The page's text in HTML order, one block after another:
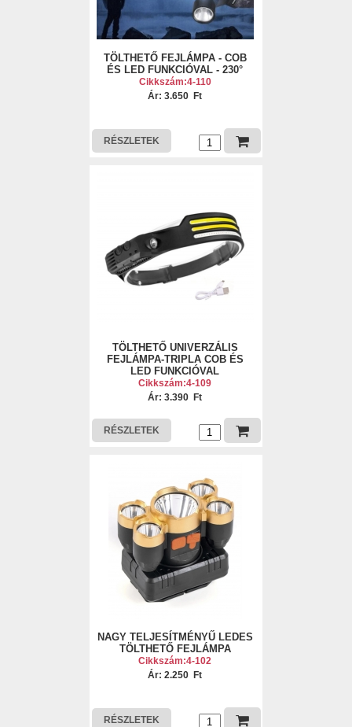
TÖLTHETŐ FEJLÁMPA - COB
ÉS LED FUNKCIÓVAL - 230°
Cikkszám:4-110
Ár: 3.650 Ft
RÉSZLETEK
TÖLTHETŐ UNIVERZÁLIS
FEJLÁMPA-TRIPLA COB ÉS
LED FUNKCIÓVAL
Cikkszám:4-109
Ár: 3.390 Ft
RÉSZLETEK
NAGY TELJESÍTMÉNYŰ LEDES
TÖLTHETŐ FEJLÁMPA
Cikkszám:4-102
Ár: 2.250 Ft
RÉSZLETEK